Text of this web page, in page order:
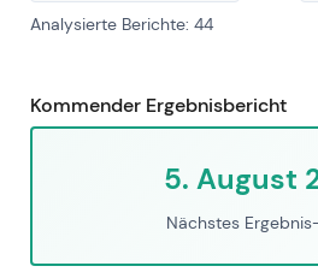
Analysierte Berichte: 44
Kommender Ergebnisbericht
5. August
Nächstes